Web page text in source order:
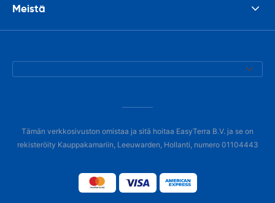
Meistä
Tämän verkkosivuston omistaa ja sitä hoitaa EasyTerra B.V. ja se on
rekisteröity Kauppakamariin, Leeuwarden, Hollanti, numero 01104443